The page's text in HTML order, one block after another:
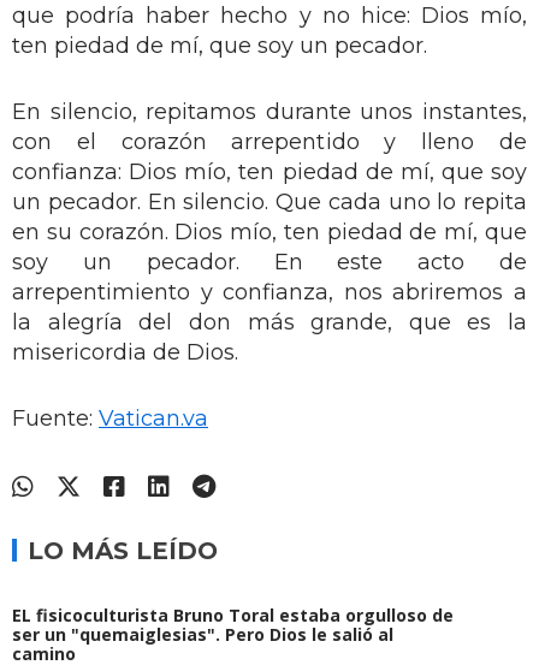
que podría haber hecho y no hice: Dios mío,
ten piedad de mí, que soy un pecador.
En silencio, repitamos durante unos instantes,
con el corazón arrepentido y lleno de
confianza: Dios mío, ten piedad de mí, que soy
un pecador. En silencio. Que cada uno lo repita
en su corazón. Dios mío, ten piedad de mí, que
soy un pecador. En este acto de
arrepentimiento y confianza, nos abriremos a
la alegría del don más grande, que es la
misericordia de Dios.
Fuente: Vatican.va
LO MÁS LEÍDO
EL fisicoculturista Bruno Toral estaba orgulloso de
ser un "quemaiglesias". Pero Dios le salió al
camino